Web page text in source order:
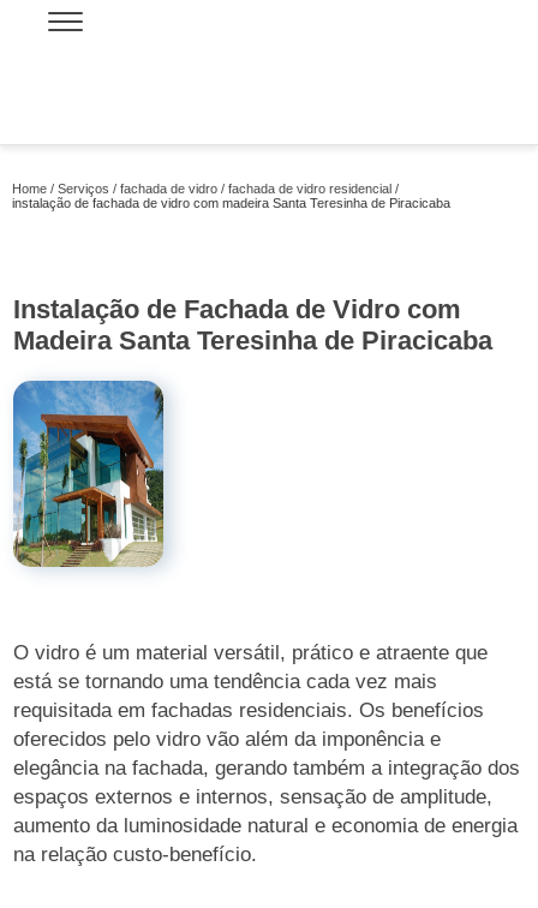
Home Serviços fachada de vidro
fachada de vidro residencial
instalação de fachada de vidro com madeira Santa Teresinha de Piracicaba
Instalação de Fachada de Vidro com
Madeira Santa Teresinha de Piracicaba
O vidro é um material versátil, prático e atraente que
está se tornando uma tendência cada vez mais
requisitada em fachadas residenciais. Os benefícios
oferecidos pelo vidro vão além da imponência e
elegância na fachada, gerando também a integração dos
espaços externos e internos, sensação de amplitude,
aumento da luminosidade natural e economia de energia
na relação custo-benefício.